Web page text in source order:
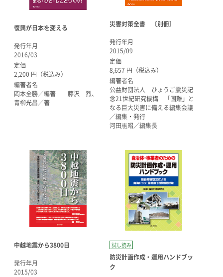
復興が日本を変える
発行年月
2016/03
定価
2,200 円（税込み）
編著者名
岡本全勝／編著 藤沢 烈、
青柳光昌／著
災害対策全書 〔別冊〕
発行年月
2015/09
定価
8,657 円（税込み）
編著者名
公益財団法人 ひょうご震災記
念21世紀研究機構 「国難」と
なる巨大災害に備える編集会議
／編集・発行
河田惠昭／編集長
中越地震から3800日
発行年月
2015/03
試し読み
防災計画作成・運用ハンドブッ
ク